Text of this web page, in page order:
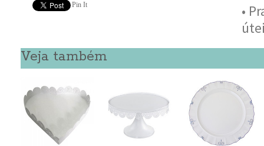
Pin It
•
Veja também